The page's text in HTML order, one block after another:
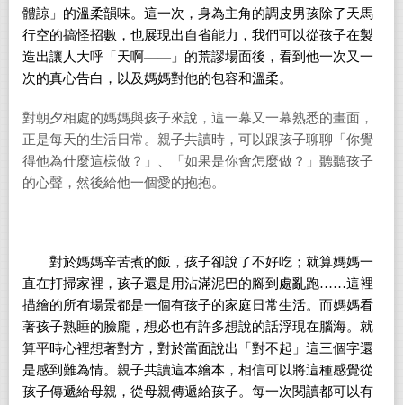
體諒」的溫柔韻味。這一次，身為主角的調皮男孩除了天馬
行空的搞怪招數，也展現出自省能力，我們可以從孩子在製
造出讓人大呼「天啊—— 」的荒謬場面後，看到他一次又一
次的真心告白，以及媽媽對他的包容和溫柔。
對朝夕相處的媽媽與孩子來說，這一幕又一幕熟悉的畫面，
正是每天的生活日常。親子共讀時，可以跟孩子聊聊「你覺
得他為什麼這樣做？」、「如果是你會怎麼做？」聽聽孩子
的心聲，然後給他一個愛的抱抱。
對於媽媽辛苦煮的飯，孩子卻說了不好吃；就算媽媽一
直在打掃家裡，孩子還是用沾滿泥巴的腳到處亂跑……這裡
描繪的所有場景都是一個有孩子的家庭日常生活。而媽媽看
著孩子熟睡的臉龐，想必也有許多想說的話浮現在腦海。就
算平時心裡想著對方，對於當面說出「對不起」這三個字還
是感到難為情。親子共讀這本繪本，相信可以將這種感覺從
孩子傳遞給母親，從母親傳遞給孩子。每一次閱讀都可以有